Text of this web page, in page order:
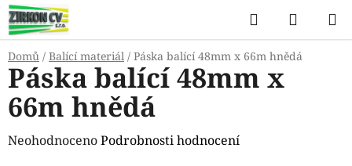
Přejít
na
obsah
Hledat
KOŠÍK
Domů / Balící materiál / Páska balící 48mm x 66m hnědá
Páska balící 48mm x
66m hnědá
Průměrné
NeohodnocenoPodrobnosti hodnocení